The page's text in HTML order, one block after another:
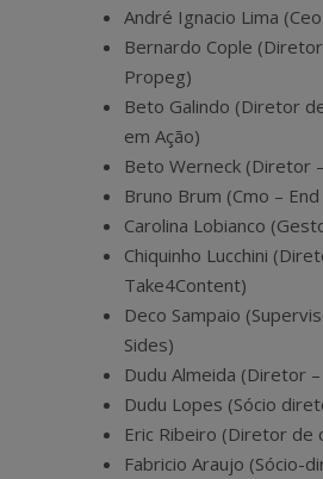
André Ignacio Lima
Bernardo Cople
Propeg)
Beto Galindo (Diretor
em Ação)
Beto Werneck (Diretor
Bruno Brum (Cmo –
Carolina Lobianco
Chiquinho Lucchini
Take4Content)
Deco Sampaio
Sides)
Dudu Almeida (Diretor –
Dudu Lopes (Sócio
Eric Ribeiro (Diretor de
Fabricio Araujo (Sócio-